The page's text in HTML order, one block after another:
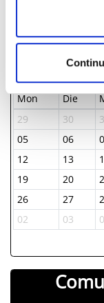
Mon
Die
29
30
05
06
12
13
19
20
26
27
02
03